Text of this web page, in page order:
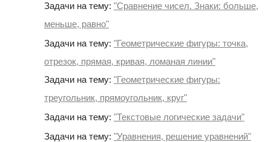
Задачи на тему: "Сравнение чисел. Знаки: больше,
меньше, равно"
Задачи на тему: "Геометрические фигуры: точка,
отрезок, прямая, кривая, ломаная линии"
Задачи на тему: "Геометрические фигуры:
треугольник, прямоугольник, круг"
Задачи на тему: "Текстовые логические задачи"
Задачи на тему: "Уравнения, решение уравнений"